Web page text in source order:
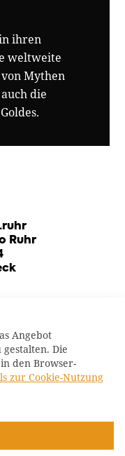
ihren
weltweite
Mythen
die
Noch
Ruhr
Angebot
Die
den Browser-
zur Cookie-Nutzung